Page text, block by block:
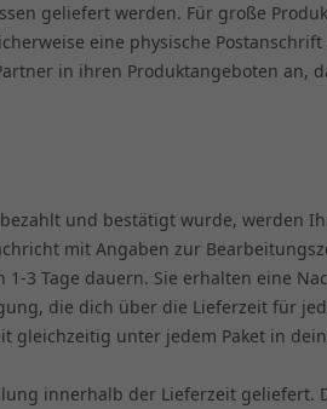
geliefert werden. Für große
eine physische
in ihren Produktangeboten an,
und bestätigt wurde, werden
mit Angaben zur
3 Tage dauern. Sie erhalten eine
die dich über die Lieferzeit für
gleichzeitig unter jedem Paket in
innerhalb der Lieferzeit